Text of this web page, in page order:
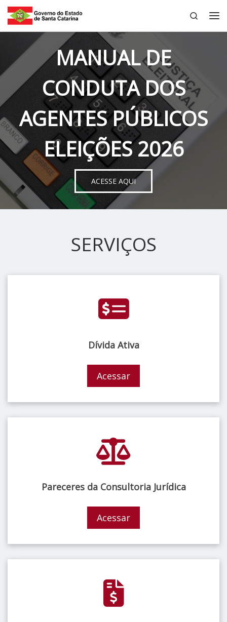
Skip to content
Search
MANUAL DE
CONDUTA DOS
AGENTES PÚBLICOS
ELEIÇÕES 2026
ACESSE AQUI
SERVIÇOS
Dívida Ativa
Acessar
Pareceres da Consultoria Jurídica
Acessar